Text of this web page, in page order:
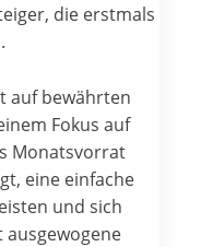
die erstmals
auf bewährten
Fokus auf
Monatsvorrat
eine einfache
und sich